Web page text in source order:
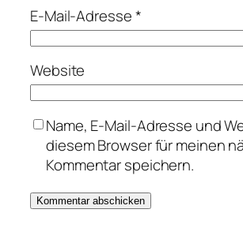
E-Mail-Adresse*
Website
Name, E-Mail-Adresse und
diesem Browser für meinen
Kommentar speichern.